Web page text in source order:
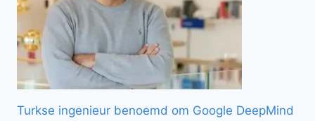
Turkse ingenieur benoemd om Google DeepMind